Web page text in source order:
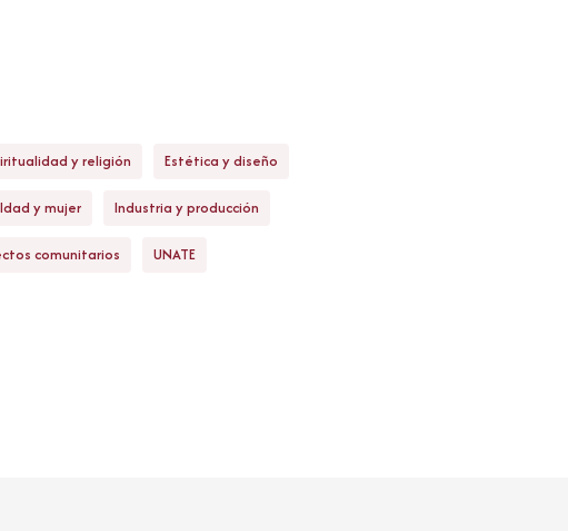
y religión Estética y diseño
y mujer Industria y producción
comunitarios UNATE